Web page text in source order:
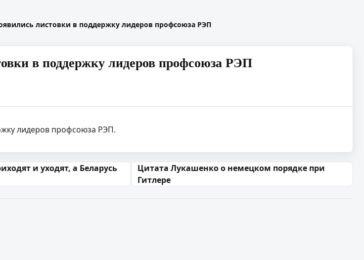
листовки в поддержку лидеров профсоюза РЭП
в поддержку лидеров профсоюза РЭП
лидеров профсоюза РЭП.
и уходят, а Беларусь
Цитата Лукашенко о немецком порядке при
Гитлере